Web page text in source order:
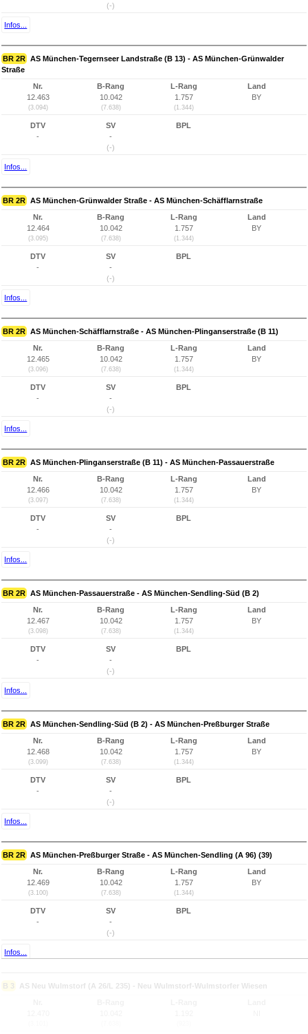
(-)
Infos...
BR 2R AS München-Tegernseer Landstraße (B 13) - AS München-Grünwalder
Straße
Nr.
12.463
(3.094)
B-Rang
10.042
(7.638)
L-Rang
1.757
(1.344)
Land
BY
DTV
-
SV
-
(-)
BPL
Infos...
BR 2R AS München-Grünwalder Straße - AS München-Schäfflarnstraße
Nr.
12.464
(3.095)
B-Rang
10.042
(7.638)
L-Rang
1.757
(1.344)
Land
BY
DTV
-
SV
-
(-)
BPL
Infos...
BR 2R AS München-Schäfflarnstraße - AS München-Plinganserstraße (B 11)
Nr.
12.465
(3.096)
B-Rang
10.042
(7.638)
L-Rang
1.757
(1.344)
Land
BY
DTV
-
SV
-
(-)
BPL
Infos...
BR 2R AS München-Plinganserstraße (B 11) - AS München-Passauerstraße
Nr.
12.466
(3.097)
B-Rang
10.042
(7.638)
L-Rang
1.757
(1.344)
Land
BY
DTV
-
SV
-
(-)
BPL
Infos...
BR 2R AS München-Passauerstraße - AS München-Sendling-Süd (B 2)
Nr.
12.467
(3.098)
B-Rang
10.042
(7.638)
L-Rang
1.757
(1.344)
Land
BY
DTV
-
SV
-
(-)
BPL
Infos...
BR 2R AS München-Sendling-Süd (B 2) - AS München-Preßburger Straße
Nr.
12.468
(3.099)
B-Rang
10.042
(7.638)
L-Rang
1.757
(1.344)
Land
BY
DTV
-
SV
-
(-)
BPL
Infos...
BR 2R AS München-Preßburger Straße - AS München-Sendling (A 96) (39)
Nr.
12.469
(3.100)
B-Rang
10.042
(7.638)
L-Rang
1.757
(1.344)
Land
BY
DTV
-
SV
-
(-)
BPL
Infos...
B 3 AS Neu Wulmstorf (A 26/L 235) - Neu Wulmstorf-Wulmstorfer Wiesen